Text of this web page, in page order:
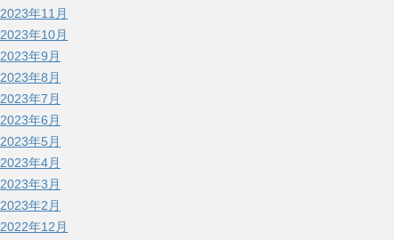
2023年11月
2023年10月
2023年9月
2023年8月
2023年7月
2023年6月
2023年5月
2023年4月
2023年3月
2023年2月
2022年12月